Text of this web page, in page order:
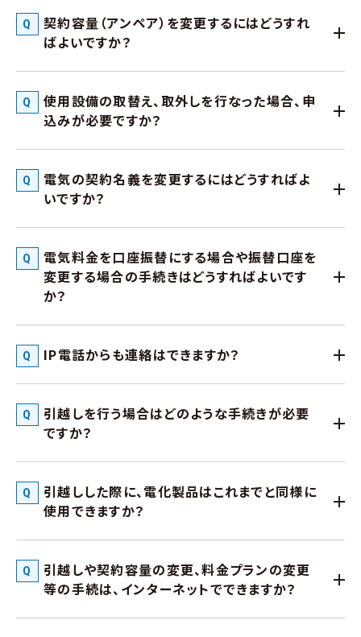
契約容量（アンペア）を変更するにはどうすれ
ばよいですか？
使用設備の取替え、取外しを行なった場合、申
込みが必要ですか？
電気の契約名義を変更するにはどうすればよ
いですか？
電気料金を口座振替にする場合や振替口座を
変更する場合の手続きはどうすればよいです
か？
IP電話からも連絡はできますか？
引越しを行う場合はどのような手続きが必要
ですか？
引越しした際に、電化製品はこれまでと同様に
使用できますか？
引越しや契約容量の変更、料金プランの変更
等の手続は、インターネットでできますか？